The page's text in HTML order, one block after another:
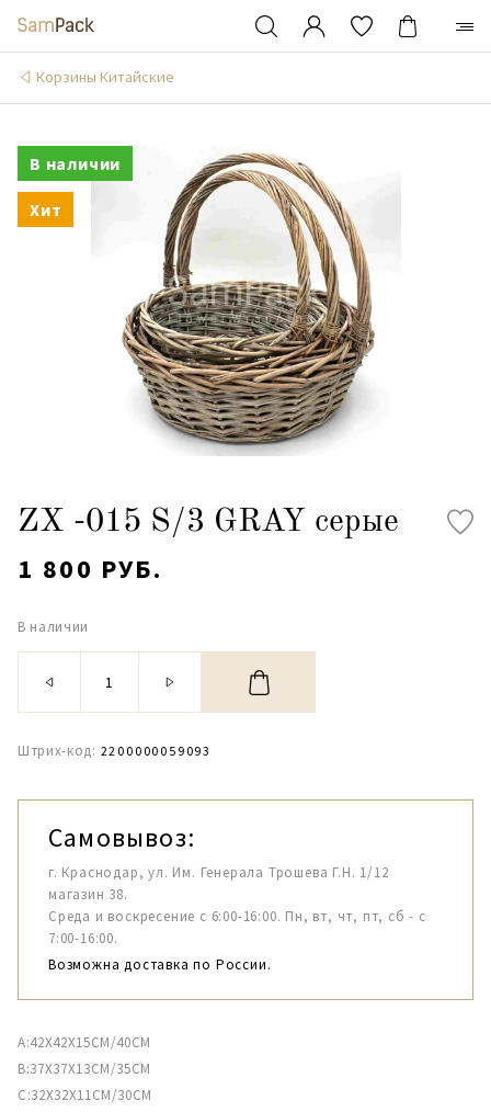
Корзины Китайские
В наличии
Хит
ZX -015 S/3 GRAY серые
1 800 РУБ.
В наличии
Штрих-код: 2200000059093
Самовывоз:
г. Краснодар, ул. Им. Генерала Трошева Г.Н. 1/12
магазин 38.
Среда и воскресение с 6:00-16:00. Пн, вт, чт, пт, сб - с
7:00-16:00.
Возможна доставка по России.
A:42X42X15CM/40CM
B:37X37X13CM/35CM
C:32X32X11CM/30CМ